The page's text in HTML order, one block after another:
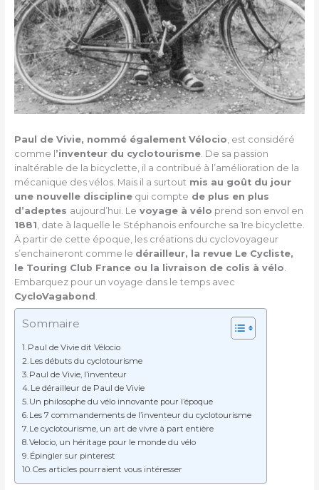
Paul de Vivie, nommé également Vélocio , est considéré
comme l’inventeur du cyclotourisme. De sa passion
inaltérable de la bicyclette, il a contribué à l’amélioration de la
mécanique des vélos. Mais il a surtout mis au goût du jour
une nouvelle disciplinequi compte de plus en plus
d’adeptes aujourd’hui. Le voyage à vélo prend son envol en
1881 , date à laquelle le Stéphanois enfourche sa 1re bicyclette.
À partir de cette époque, les créations du cyclovoyageur
s’enchaineront comme le dérailleur, la revue Le Cycliste,
le Touring Club France ou la livraison de colis à vélo
Embarquez pour un voyage dans le temps avec
CycloVagabond
Sommaire
Paul de Vivie dit Vélocio
Les débuts du cyclotourisme
Paul de Vivie, l’inventeur
Le dérailleur de Paul de Vivie
Un philosophe du vélo innovante pour l’époque
Les 7 commandements de l’inventeur du cyclotourisme
Le cyclotourisme, un art de vivre à part entière
Velocio, un héritage pour le monde du vélo
Épingler sur pinterest
Ces articles pourraient vous intéresser